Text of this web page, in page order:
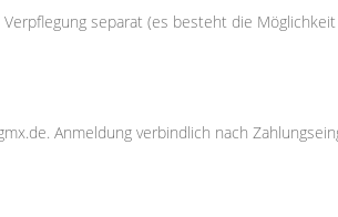
separat (es besteht die
Anmeldung verbindlich nach